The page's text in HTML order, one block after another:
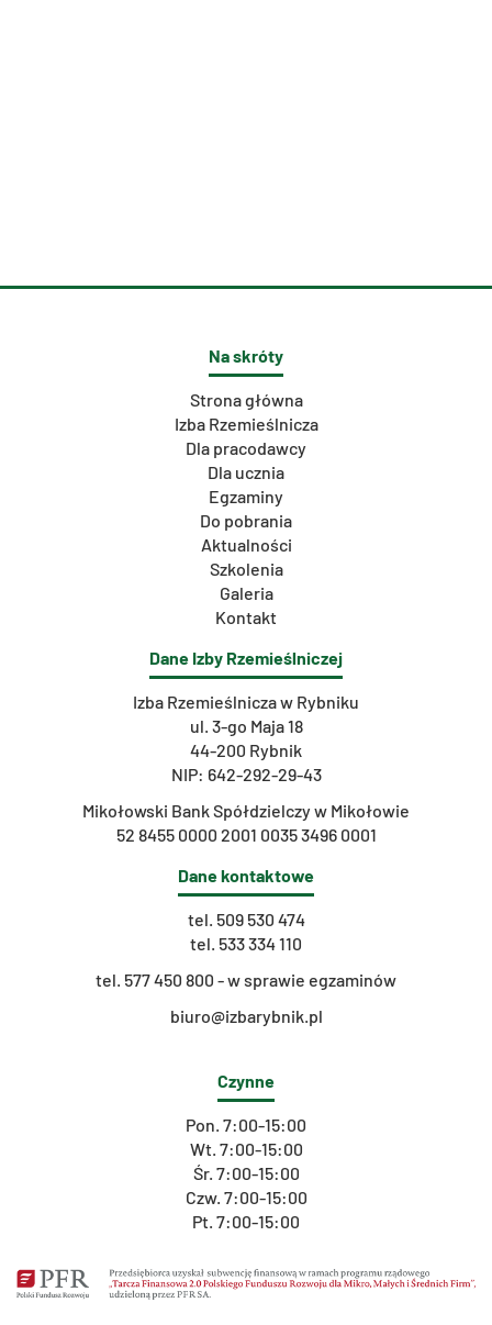
Na skróty
Strona główna
Izba Rzemieślnicza
Dla pracodawcy
Dla ucznia
Egzaminy
Do pobrania
Aktualności
Szkolenia
Galeria
Kontakt
Dane Izby Rzemieślniczej
Izba Rzemieślnicza w Rybniku
ul. 3-go Maja 18
44-200 Rybnik
NIP: 642-292-29-43
Mikołowski Bank Spółdzielczy w Mikołowie
52 8455 0000 2001 0035 3496 0001
Dane kontaktowe
tel. 509 530 474
tel. 533 334 110
tel. 577 450 800 - w sprawie egzaminów
biuro@izbarybnik.pl
Czynne
Pon. 7:00-15:00
Wt. 7:00-15:00
Śr. 7:00-15:00
Czw. 7:00-15:00
Pt. 7:00-15:00